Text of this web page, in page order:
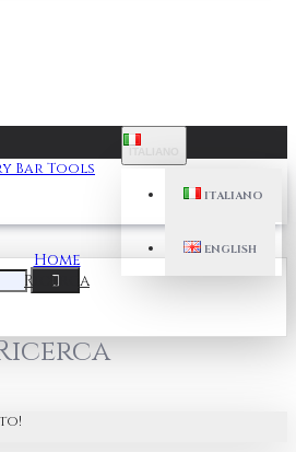
ITALIANO
ENGLISH
Home
Ricerca